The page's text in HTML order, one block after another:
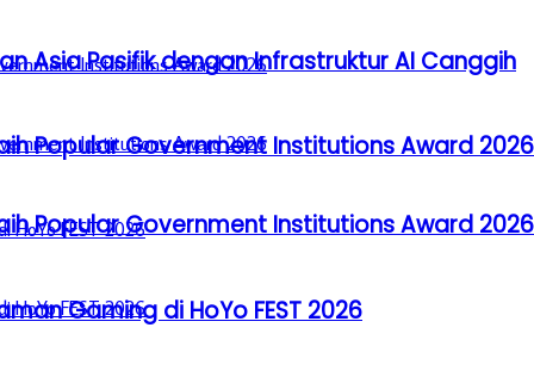
Popular Government Institutions Award 2026
Gaming di HoYo FEST 2026
Asia Pasifik dengan Infrastruktur AI Canggih
Popular Government Institutions Award 2026